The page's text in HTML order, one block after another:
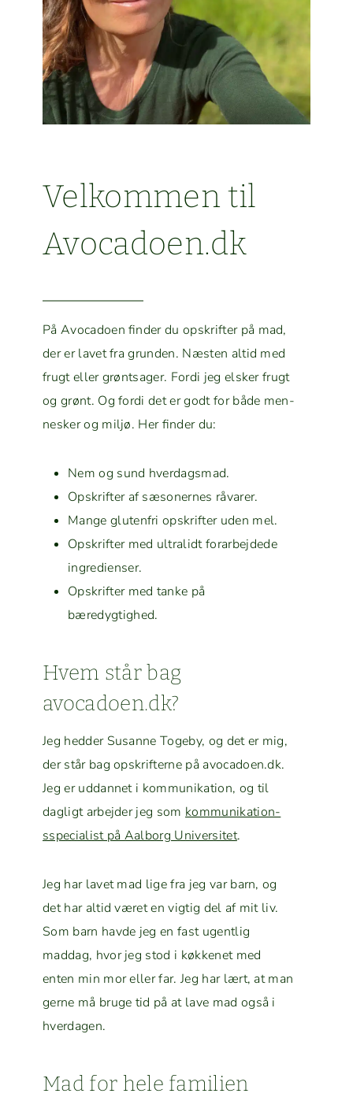
Velkom­men til
Avocadoen.dk
På Avo­ca­doen find­er du opskrifter på mad,
der er lavet fra grun­den. Næsten altid med
frugt eller grøntsager. For­di jeg elsker frugt
og grønt. Og for­di det er godt for både men­
nesker og miljø. Her find­er du:
Nem og sund hverdagsmad.
Opskrifter af sæson­ernes råvarer.
Mange gluten­fri opskrifter uden mel.
Opskrifter med ultra­lidt forar­be­jd­ede
ingredienser.
Opskrifter med tanke på
bæredygtighed.
Hvem står bag
avocadoen.dk?
Jeg hed­der Susanne Toge­by, og det er mig,
der står bag opskrifterne på avocadoen.dk.
Jeg er uddan­net i kom­mu­nika­tion, og til
dagligt arbe­jder jeg som kom­mu­nika­tion­
sspe­cial­ist på Aal­borg Uni­ver­sitet.
Jeg har lavet mad lige fra jeg var barn, og
det har altid været en vigtig del af mit liv.
Som barn havde jeg en fast ugentlig
maddag, hvor jeg stod i køkkenet med
enten min mor eller far. Jeg har lært, at man
gerne må bruge tid på at lave mad også i
hverdagen.
Mad for hele familien